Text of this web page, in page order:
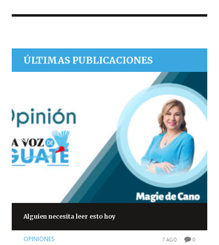
ÚLTIMAS PUBLICACIONES
Alguien necesita leer esto hoy
OPINIONES 7 AGO 0